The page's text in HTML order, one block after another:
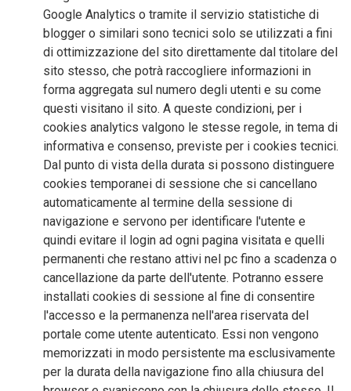
Google Analytics o tramite il servizio statistiche di
blogger o similari sono tecnici solo se utilizzati a fini
di ottimizzazione del sito direttamente dal titolare del
sito stesso, che potrà raccogliere informazioni in
forma aggregata sul numero degli utenti e su come
questi visitano il sito. A queste condizioni, per i
cookies analytics valgono le stesse regole, in tema di
informativa e consenso, previste per i cookies tecnici.
Dal punto di vista della durata si possono distinguere
cookies temporanei di sessione che si cancellano
automaticamente al termine della sessione di
navigazione e servono per identificare l'utente e
quindi evitare il login ad ogni pagina visitata e quelli
permanenti che restano attivi nel pc fino a scadenza o
cancellazione da parte dell'utente. Potranno essere
installati cookies di sessione al fine di consentire
l'accesso e la permanenza nell'area riservata del
portale come utente autenticato. Essi non vengono
memorizzati in modo persistente ma esclusivamente
per la durata della navigazione fino alla chiusura del